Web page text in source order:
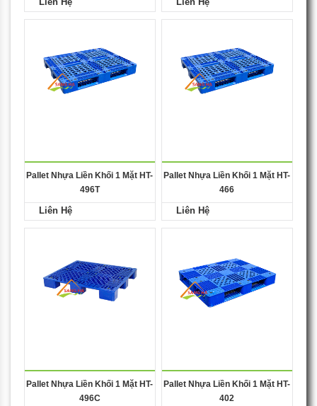
Pallet Nhựa Liền Khối 1 Mặt HT-
496T
Liên Hệ
Pallet Nhựa Liền Khối 1 Mặt HT-
466
Liên Hệ
Pallet Nhựa Liền Khối 1 Mặt HT-
496C
Pallet Nhựa Liền Khối 1 Mặt HT-
402